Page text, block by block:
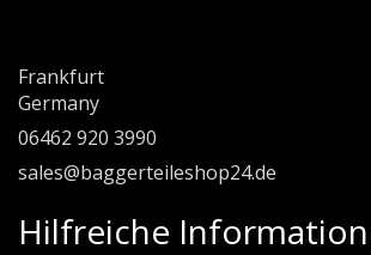
Frankfurt
Germany
06462 920 3990
sales@baggerteileshop24.de
Hilfreiche